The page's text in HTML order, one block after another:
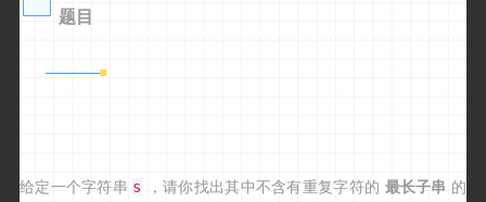
题目
给定一个字符串 s ，请你找出其中不含有重复字符的 最长子串 的